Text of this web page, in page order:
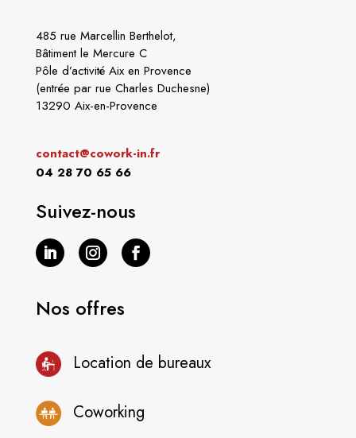
485 rue Marcellin Berthelot,
Bâtiment le Mercure C
Pôle d’activité Aix en Provence
(entrée par rue Charles Duchesne)
13290 Aix-en-Provence
contact@cowork-in.fr
04 28 70 65 66
Suivez-nous
Nos offres
Location de bureaux
Coworking